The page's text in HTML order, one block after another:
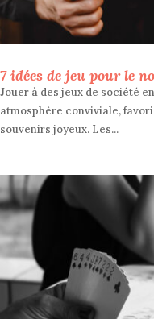
7 idées de jeu pour le
Jouer à des jeux de société
atmosphère conviviale,
souvenirs joyeux. Les...